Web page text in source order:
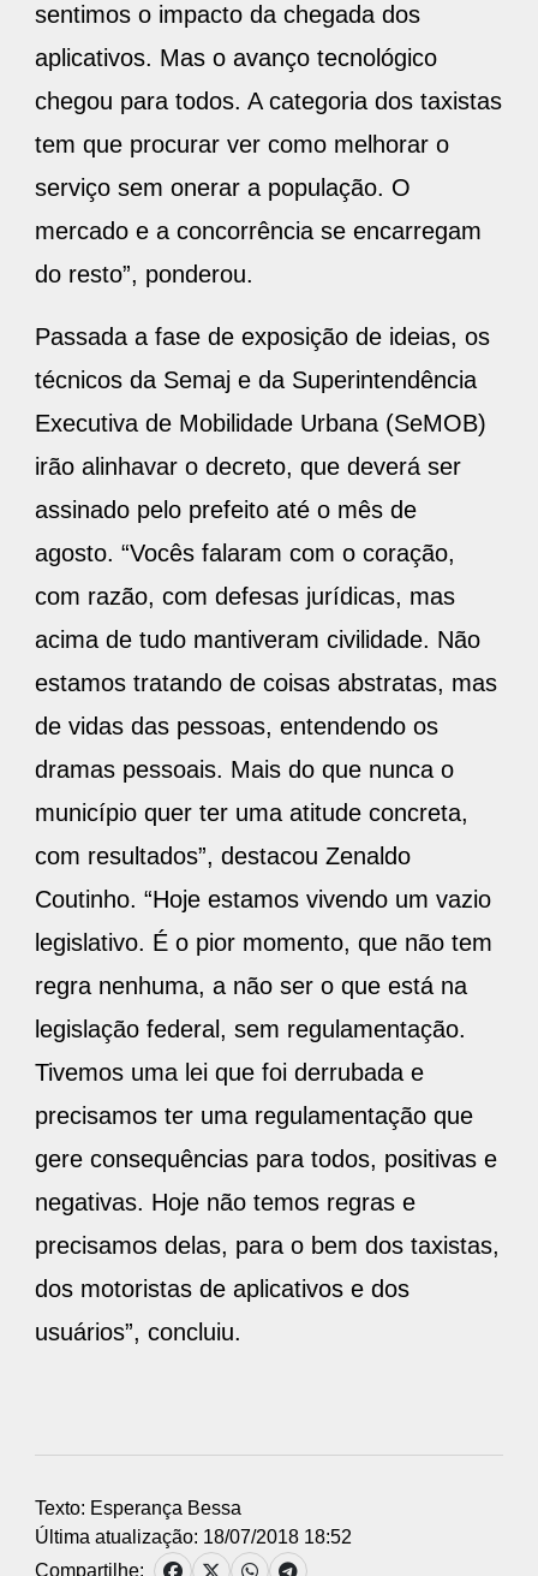
sentimos o impacto da chegada dos
aplicativos. Mas o avanço tecnológico
chegou para todos. A categoria dos taxistas
tem que procurar ver como melhorar o
serviço sem onerar a população. O
mercado e a concorrência se encarregam
do resto”, ponderou.
Passada a fase de exposição de ideias, os
técnicos da Semaj e da Superintendência
Executiva de Mobilidade Urbana (SeMOB)
irão alinhavar o decreto, que deverá ser
assinado pelo prefeito até o mês de
agosto. “Vocês falaram com o coração,
com razão, com defesas jurídicas, mas
acima de tudo mantiveram civilidade. Não
estamos tratando de coisas abstratas, mas
de vidas das pessoas, entendendo os
dramas pessoais. Mais do que nunca o
município quer ter uma atitude concreta,
com resultados”, destacou Zenaldo
Coutinho. “Hoje estamos vivendo um vazio
legislativo. É o pior momento, que não tem
regra nenhuma, a não ser o que está na
legislação federal, sem regulamentação.
Tivemos uma lei que foi derrubada e
precisamos ter uma regulamentação que
gere consequências para todos, positivas e
negativas. Hoje não temos regras e
precisamos delas, para o bem dos taxistas,
dos motoristas de aplicativos e dos
usuários”, concluiu.
Texto: Esperança Bessa
Última atualização: 18/07/2018 18:52
Compartilhe: